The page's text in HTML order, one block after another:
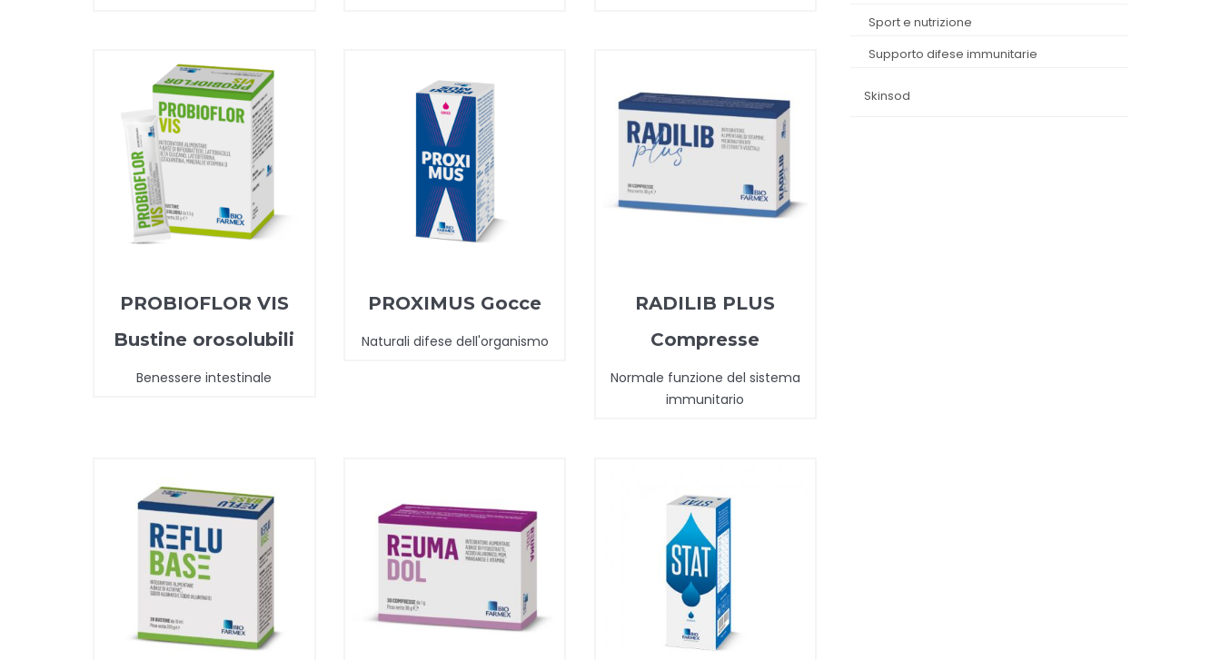
PROBIOFLOR VIS
Bustine orosolubili
Benessere intestinale
PROXIMUS Gocce
Naturali difese dell'organismo
RADILIB PLUS
Compresse
Normale funzione del sistema
immunitario
sport e nutrizione
supporto difese immunitarie
skinsod